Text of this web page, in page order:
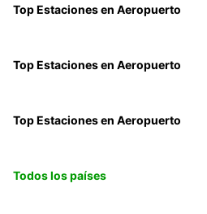
Top Estaciones en Aeropuerto
Top Estaciones en Aeropuerto
Top Estaciones en Aeropuerto
Todos los países